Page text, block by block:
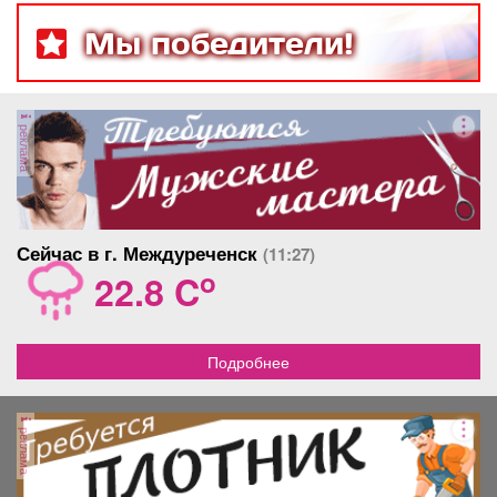
влюбилась в другую шубку и
купила. Реальному
покупателю торг .
меняется.
Мы победители!
реклама
Сейчас в г. Междуреченск (11:27)
22.8 Co
Подробнее
реклама